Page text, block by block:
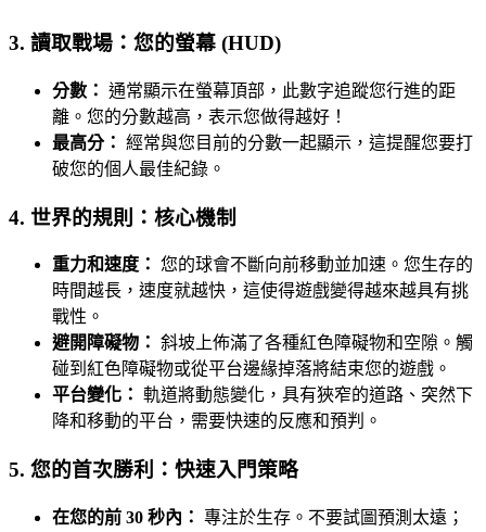
3. 讀取戰場：您的螢幕 (HUD)
分數： 通常顯示在螢幕頂部，此數字追蹤您行進的距
離。您的分數越高，表示您做得越好！
最高分： 經常與您目前的分數一起顯示，這提醒您要打
破您的個人最佳紀錄。
4. 世界的規則：核心機制
重力和速度： 您的球會不斷向前移動並加速。您生存的
時間越長，速度就越快，這使得遊戲變得越來越具有挑
戰性。
避開障礙物： 斜坡上佈滿了各種紅色障礙物和空隙。觸
碰到紅色障礙物或從平台邊緣掉落將結束您的遊戲。
平台變化： 軌道將動態變化，具有狹窄的道路、突然下
降和移動的平台，需要快速的反應和預判。
5. 您的首次勝利：快速入門策略
在您的前 30 秒內： 專注於生存。不要試圖預測太遠；